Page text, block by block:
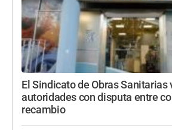
El Sindicato de Obras Sanitarias
autoridades con disputa entre
recambio